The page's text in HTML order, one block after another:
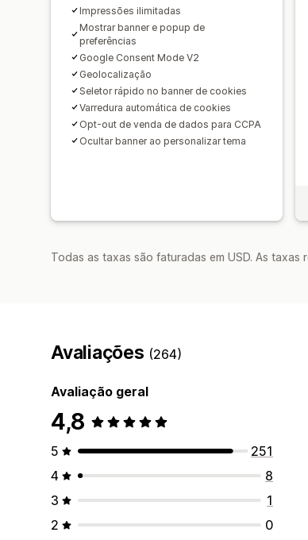
Impressões ilimitadas
Mostrar banner e popup de
preferências
Google Consent Mode V2
Geolocalização
Seletor rápido no banner de cookies
Varredura automática de cookies
Opt-out de venda de dados para CCPA
Ocultar banner ao personalizar tema
Todas as taxas são faturadas em USD. As
Avaliações (264)
Avaliação geral
4,8
5
251
4
8
3
1
2
0